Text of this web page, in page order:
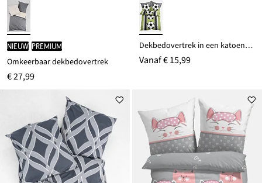
Nieuw PREMIUM
Omkeerbaar dekbedovertrek
€ 27,99
Dekbedovertrek in een katoenmix
Vanaf€ 15,99